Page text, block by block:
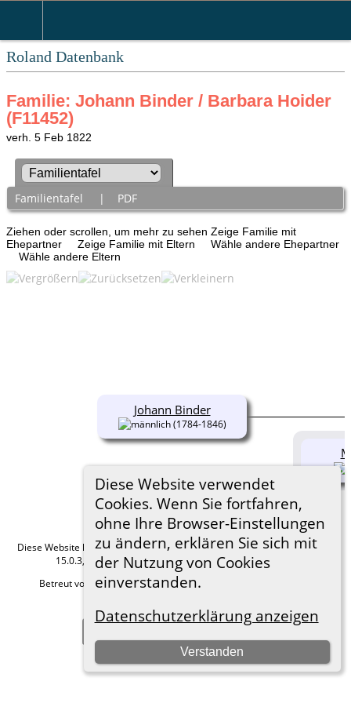
Roland Datenbank
Diese Website verwendet
Cookies. Wenn Sie fortfahren,
ohne Ihre Browser-Einstellungen
zu ändern, erklären Sie sich mit
der Nutzung von Cookies
einverstanden.
Datenschutzerklärung anzeigen
Verstanden
Familie: Johann Binder / Barbara Hoider
(F11452)
verh. 5 Feb 1822
Familientafel | PDF
Ziehen oder scrollen, um mehr zu sehen Zeige Familie mit
Ehepartner
Zeige Familie mit Eltern
Wähle andere Ehepartner
Wähle andere Eltern
Johann Binder
(1784-1846)
Diese Website läuft mitThe Next Generation of Genealogy Sitebuilding
15.0.3, programmiert von Darrin Lythgoe © 2001-2026.
Betreut von
Roland zu Dortmund e.V.. |